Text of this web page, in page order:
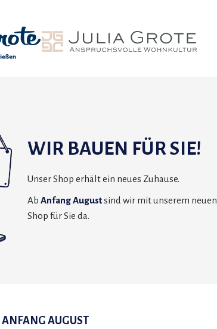
WIR BAUEN FÜR SIE!
Unser Shop erhält ein neues Zuhause.
Ab Anfang Augustsind wir mit unserem neuen
Shop für Sie da.
ANFANG AUGUST